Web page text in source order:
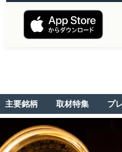
主要銘柄 取材特集 プ